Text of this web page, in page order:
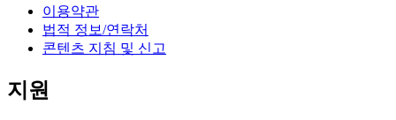
이용약관
법적 정보/연락처
콘텐츠 지침 및 신고
지원